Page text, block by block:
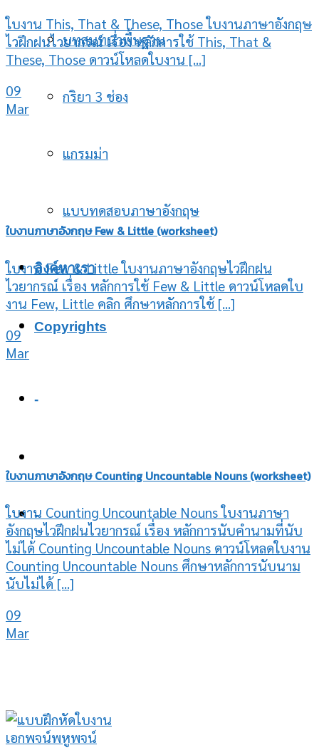
บทสนทนาพื้นฐาน
กริยา 3 ช่อง
แกรมม่า
แบบทดสอบภาษาอังกฤษ
ลิงค์หาเรา
Copyrights
-
-
ใบงาน This, That & These, Those ใบงานภาษาอังกฤษ
ไวฝึกฝนไวยากรณ์ เรื่อง หลักการใช้ This, That &
These, Those ดาวน์โหลดใบงาน [...]
09
Mar
ใบงานภาษาอังกฤษ Few & Little (worksheet)
ใบงาน Few & Little ใบงานภาษาอังกฤษไวฝึกฝน
ไวยากรณ์ เรื่อง หลักการใช้ Few & Little ดาวน์โหลดใบ
งาน Few, Little คลิก ศึกษาหลักการใช้ [...]
09
Mar
ใบงานภาษาอังกฤษ Counting Uncountable Nouns (worksheet)
ใบงาน Counting Uncountable Nouns ใบงานภาษา
อังกฤษไวฝึกฝนไวยากรณ์ เรื่อง หลักการนับคำนามที่นับ
ไม่ได้ Counting Uncountable Nouns ดาวน์โหลดใบงาน
Counting Uncountable Nouns ศึกษาหลักการนับนาม
นับไม่ได้ [...]
09
Mar